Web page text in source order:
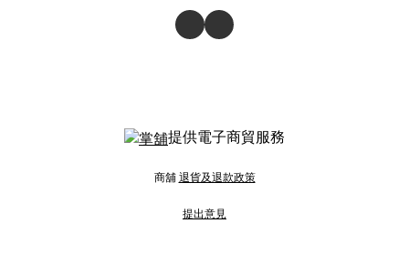
提供電子商貿服務
商舖 退貨及退款政策
提出意見